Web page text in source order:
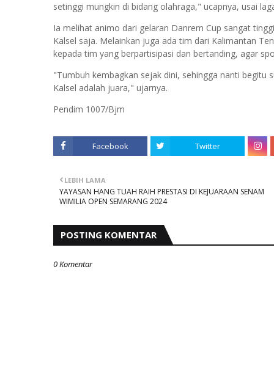
setinggi mungkin di bidang olahraga," ucapnya, usai
Ia melihat animo dari gelaran Danrem Cup sangat
Kalsel saja. Melainkan juga ada tim dari Kalimantan
kepada tim yang berpartisipasi dan bertanding, agar
"Tumbuh kembagkan sejak dini, sehingga nanti begitu
Kalsel adalah juara," ujarnya.
Pendim 1007/Bjm
Facebook Twitter
LEBIH LAMA
YAYASAN HANG TUAH RAIH PRESTASI DI KEJUARAAN SENAM
WIMILIA OPEN SEMARANG 2024
POSTING KOMENTAR
0 Komentar